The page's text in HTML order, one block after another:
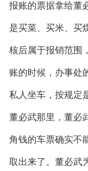
报账的票据拿给董
是买菜、买米、买
核后属于报销范围
账的时候，办事处
私人坐车，按规定
董必武那里，董必
角钱的车票确实不
取出来了。董必武